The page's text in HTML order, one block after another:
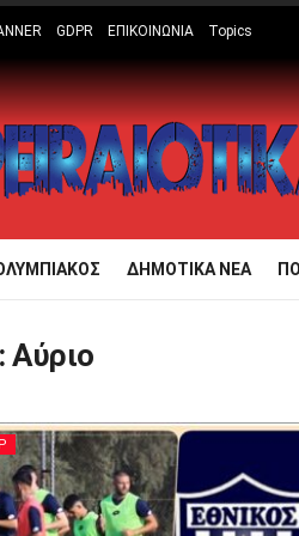
GDPR ΕΠΙΚΟΙΝΩΝΙΑ Topics
ΔΗΜΟΤΙΚΑ ΝΕΑ
Αύριο